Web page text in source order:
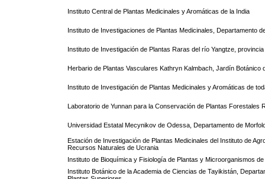
Instituto Central de Plantas Medicinales y Aromáticas de la India
Instituto de Investigaciones de Plantas Medicinales, Departamento
Instituto de Investigación de Plantas Raras del río Yangtze,
Herbario de Plantas Vasculares Kathryn Kalmbach, Jardín Botánico
Instituto de Investigación de Plantas Medicinales y Aromáticas de
Laboratorio de Yunnan para la Conservación de Plantas Forestales
Universidad Estatal Mecynikov de Odessa, Departamento de
Estación de Investigación de Plantas Medicinales del Instituto de
Recursos Naturales de Ucrania
Instituto de Bioquímica y Fisiología de Plantas y Microorganismos
Instituto Botánico de la Academia de Ciencias de Tayikistán,